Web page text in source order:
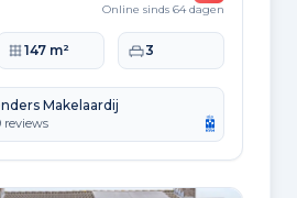
Online sinds 64 dagen
Perceeloppervlakte
147 m² Slaapkamers
3
Makelaardij
reviews